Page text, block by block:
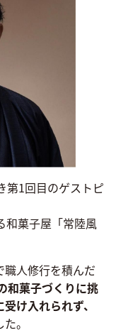
第1回目のゲストピ
和菓子屋「常陸風
人修行を積んだ
和菓子づくりに挑
け入れられず、
。